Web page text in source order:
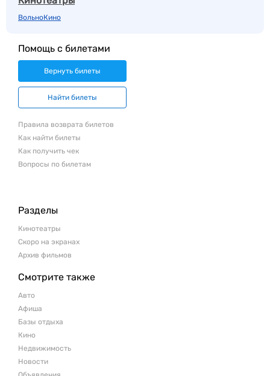
ВольноКино
Помощь с билетами
Вернуть билеты
Найти билеты
Правила возврата билетов
Как найти билеты
Как получить чек
Вопросы по билетам
Разделы
Кинотеатры
Скоро на экранах
Архив фильмов
Смотрите также
Авто
Афиша
Базы отдыха
Кино
Недвижимость
Новости